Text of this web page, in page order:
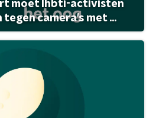
moet lhbti-activisten
tegen camera's met ...